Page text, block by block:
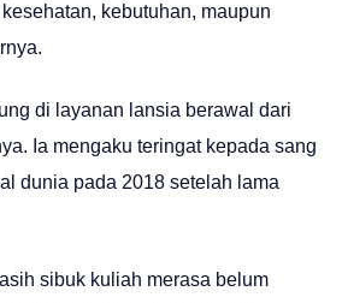
kebutuhan, maupun
di layanan lansia berawal dari
Ia mengaku teringat kepada sang
dunia pada 2018 setelah lama
sibuk kuliah merasa belum